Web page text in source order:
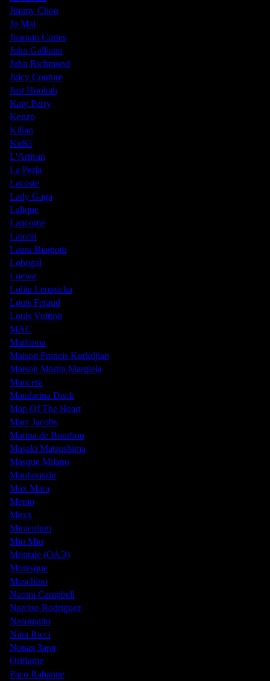
Jimmy Choo
Jo Mal
Joaquin Cortes
John Galliano
John Richmond
Juicy Couture
Just Hookah
Katy Perry
Kenzo
Kilian
KirKi
L'Artisan
La Perla
Lacoste
Lady Gaga
Lalique
Lancome
Lanvin
Laura Biagiotti
Lobogal
Loewe
Lolita Lempicka
Louis Feraud
Louis Vuitton
MAC
Madonna
Maison Francis Kurkdjian
Maison Martin Margiela
Mancera
Mandarina Duck
Map Of The Heart
Marc Jacobs
Marina de Bourbon
Masaki Matsushima
Masque Milano
Mauboussin
Max Mara
Memo
Mexx
Miraculum
Miu Miu
Montale (ОАЭ)
Moresque
Moschino
Naomi Campbell
Narciso Rodriguez
Nasomatto
Nina Ricci
Nовая Заря
Oriflame
Paco Rabanne